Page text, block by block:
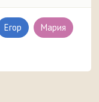
Егор Мария